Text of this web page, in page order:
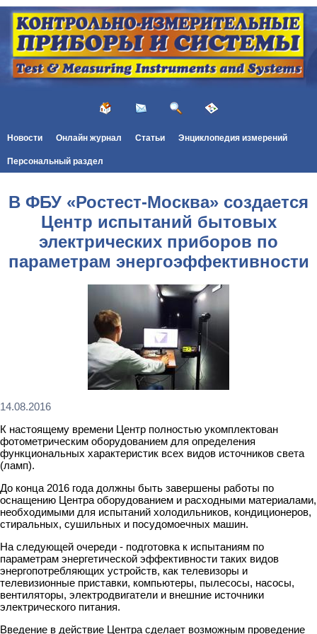
Новости Онлайн журнал Статьи Энциклопедия измерений
Персональный раздел
В ФБУ «Ростест-Москва» создается
Центр испытаний бытовых
электрических приборов по
параметрам энергоэффективности
14.08.2016
К настоящему времени Центр полностью укомплектован
фотометрическим оборудованием для определения
функциональных характеристик всех видов источников света
(ламп).
До конца 2016 года должны быть завершены работы по
оснащению Центра оборудованием и расходными материалами,
необходимыми для испытаний холодильников, кондиционеров,
стиральных, сушильных и посудомоечных машин.
На следующей очереди - подготовка к испытаниям по
параметрам энергетической эффективности таких видов
энергопотребляющих устройств, как телевизоры и
телевизионные приставки, компьютеры, пылесосы, насосы,
вентиляторы, электродвигатели и внешние источники
электрического питания.
Введение в действие Центра сделает возможным проведение